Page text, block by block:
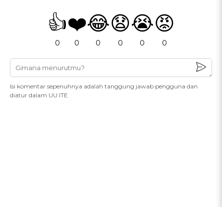
👍
0
❤️
0
😂
0
😧
0
😭
0
😡
0
Isi komentar sepenuhnya adalah tanggung jawab pengguna dan
diatur dalam UU ITE